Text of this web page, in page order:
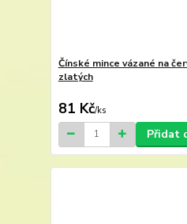
Čínské mince vázané na
zlatých
81 Kč/ks
Přidat